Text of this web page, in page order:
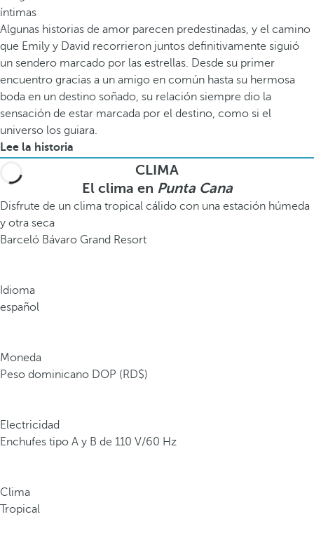
íntimas
Algunas historias de amor parecen predestinadas, y el camino
que Emily y David recorrieron juntos definitivamente siguió
un sendero marcado por las estrellas. Desde su primer
encuentro gracias a un amigo en común hasta su hermosa
boda en un destino soñado, su relación siempre dio la
sensación de estar marcada por el destino, como si el
universo los guiara.
Lee la historia
CLIMA
El clima en Punta Cana
Disfrute de un clima tropical cálido con una estación húmeda
y otra seca
Barceló Bávaro Grand Resort
Idioma
español
Moneda
Peso dominicano DOP (RD$)
Electricidad
Enchufes tipo A y B de 110 V/60 Hz
Clima
Tropical